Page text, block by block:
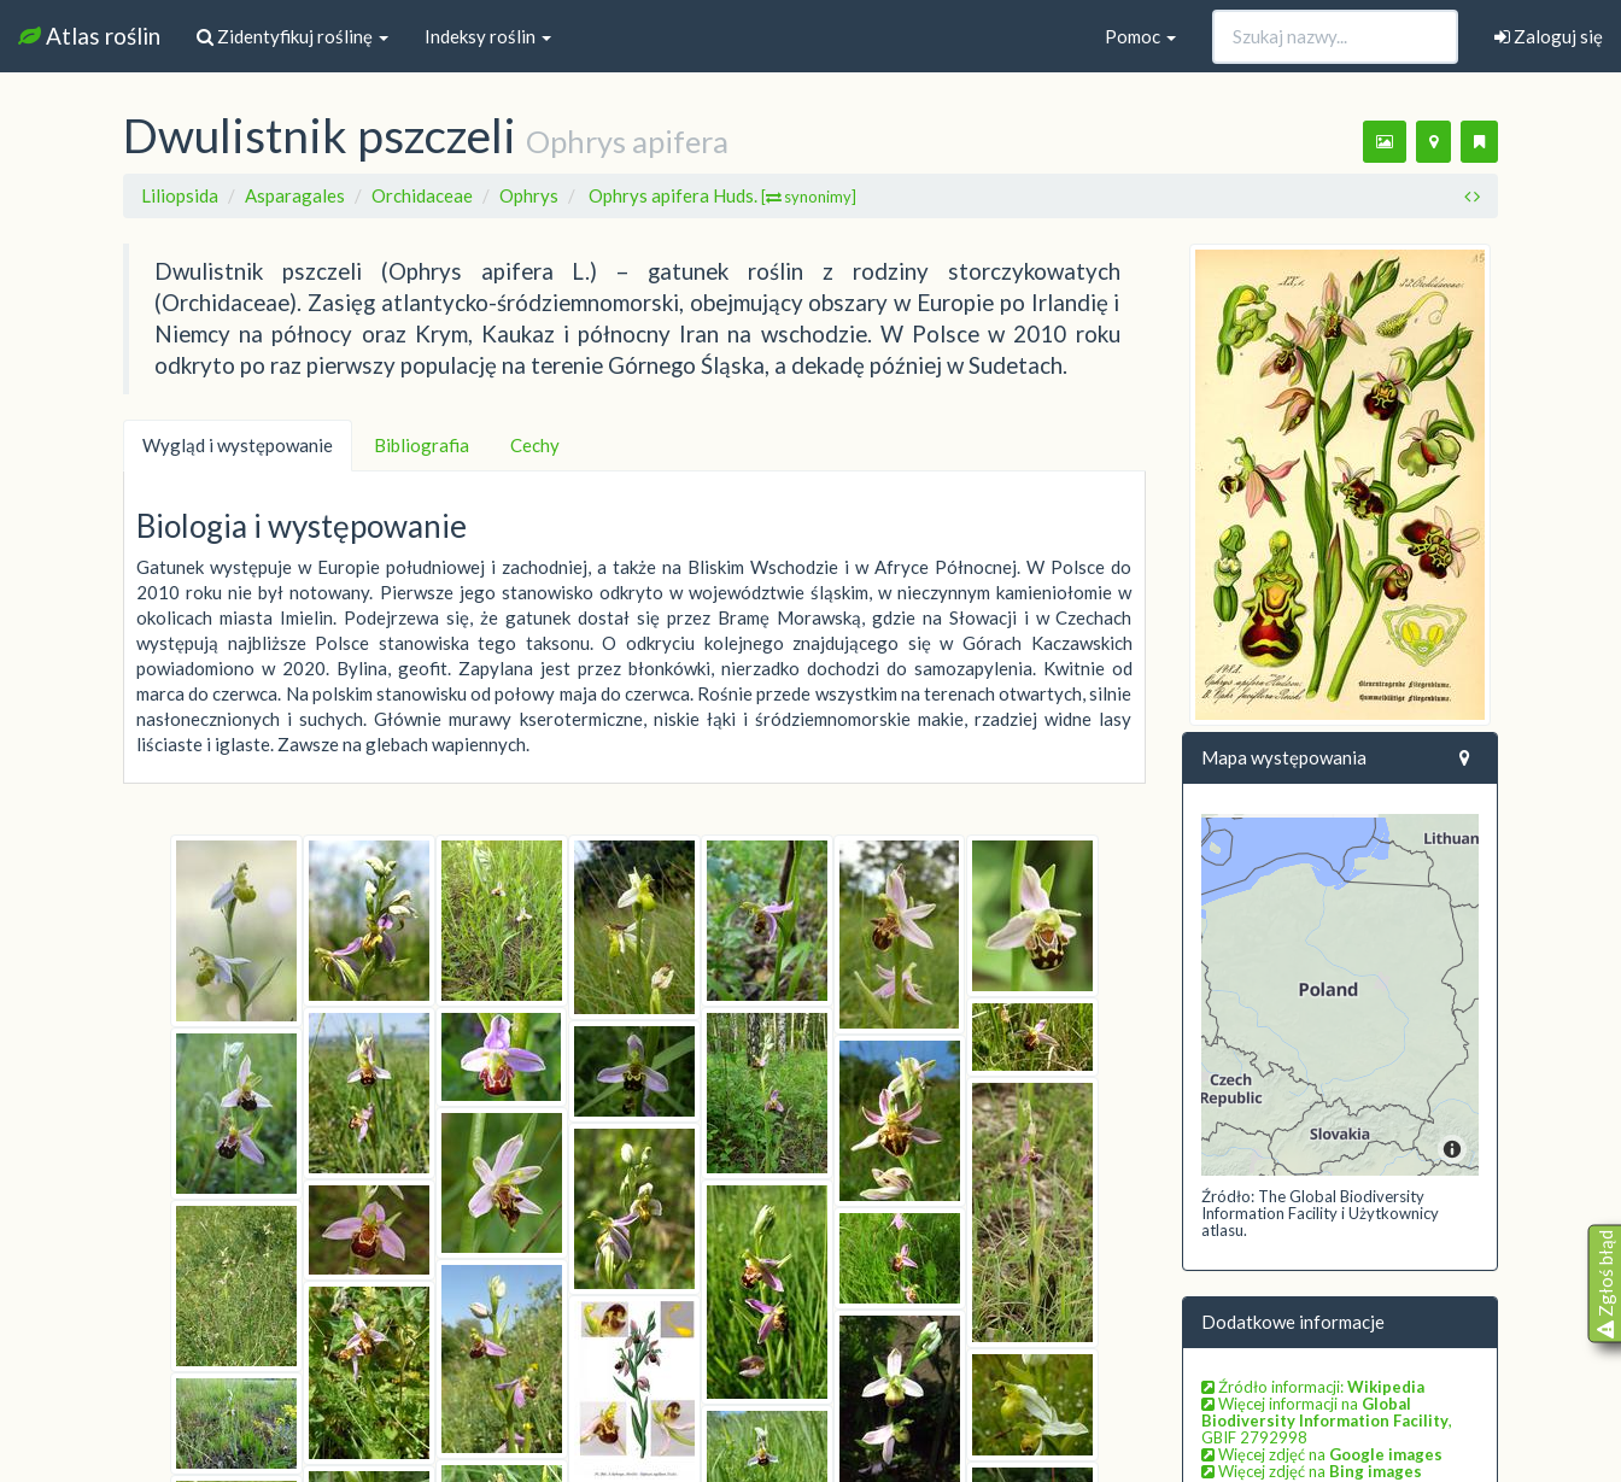
Atlas roślin Zidentyfikuj roślinę Indeksy roślin Zaloguj się
Pomoc
Dwulistnik pszczeli Ophrys apifera
Liliopsida Asparagales Orchidaceae Ophrys Ophrys apifera Huds. [ synonimy]
Dwulistnik pszczeli (Ophrys apifera L.) – gatunek roślin z rodziny storczykowatych
(Orchidaceae). Zasięg atlantycko-śródziemnomorski, obejmujący obszary w Europie po Irlandię i
Niemcy na północy oraz Krym, Kaukaz i północny Iran na wschodzie. W Polsce w 2010 roku
odkryto po raz pierwszy populację na terenie Górnego Śląska, a dekadę później w Sudetach.
Wygląd i występowanie Bibliografia Cechy
Biologia i występowanie
Gatunek występuje w Europie południowej i zachodniej, a także na Bliskim Wschodzie i w Afryce Północnej. W Polsce do
2010 roku nie był notowany. Pierwsze jego stanowisko odkryto w województwie śląskim, w nieczynnym kamieniołomie w
okolicach miasta Imielin. Podejrzewa się, że gatunek dostał się przez Bramę Morawską, gdzie na Słowacji i w Czechach
występują najbliższe Polsce stanowiska tego taksonu. O odkryciu kolejnego znajdującego się w Górach Kaczawskich
powiadomiono w 2020. Bylina, geofit. Zapylana jest przez błonkówki, nierzadko dochodzi do samozapylenia. Kwitnie od
marca do czerwca. Na polskim stanowisku od połowy maja do czerwca. Rośnie przede wszystkim na terenach otwartych, silnie
nasłonecznionych i suchych. Głównie murawy kserotermiczne, niskie łąki i śródziemnomorskie makie, rzadziej widne lasy
liściaste i iglaste. Zawsze na glebach wapiennych.
Mapa występowania
Źródło: The Global Biodiversity
Information Facility i Użytkownicy
atlasu.
Dodatkowe informacje
Źródło informacji:Wikipedia
Więcej informacji na Global
Biodiversity Information Facility,
GBIF 2792998
Więcej zdjęć na Google images
Więcej zdjęć na Bing images
Zgłoś błąd